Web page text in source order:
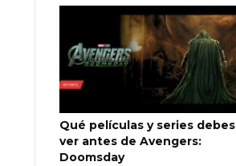
Qué películas y series debes
ver antes de Avengers:
Doomsday